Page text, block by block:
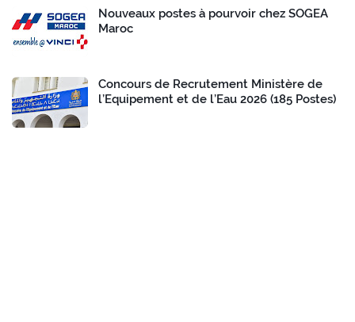
Nouveaux postes à pourvoir chez SOGEA
Maroc
Concours de Recrutement Ministère de
l’Equipement et de l’Eau 2026 (185 Postes)